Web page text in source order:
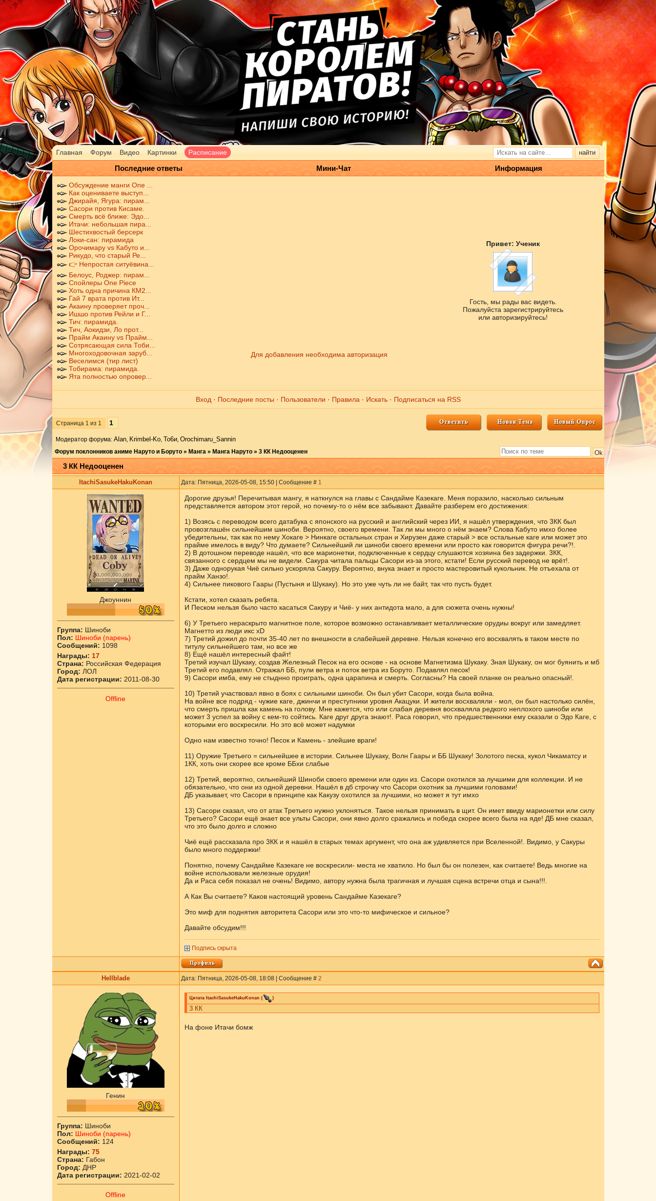
Главная Форум Видео Картинки Расписание
Последние ответы Мини-Чат Информация
Обсуждение манги One ...
Как оцениваете выступ...
Джирайя, Ягура: пирам...
Сасори против Кисаме.
Смерть всё ближе: Эдо...
Итачи: небольшая пира...
Шестихвостый берсерк
Локи-сан: пирамида
Орочимару vs Кабуто и...
Рикудо, что старый Ре...
👉 Непростая ситуёвина...
Белоус, Роджер: пирам...
Спойлеры One Piece
Хоть одна причина КМ2...
Гай 7 врата против Ит...
Акаину проверяет проч...
Ишшо против Рейли и Г...
Тич: пирамида.
Тич, Аокидзи, Ло прот...
Прайм Акаину vs Прайм...
Сотрясающая сила Тоби...
Многоходовочная заруб...
Веселимся (тир лист)
Тобирама: пирамида.
Ята полностью опровер...
Для добавления необходима авторизация
Привет: Ученик
Гость, мы рады вас видеть.
Пожалуйста зарегистрируйтесь
или авторизируйтесь!
Вход · Последние посты · Пользователи · Правила · Искать· Подписаться на RSS
Страница 1 из 1 1
Модератор форума: Аlаn, Krimbel-Ko, То6и, Orochimaru_Sannin
Форум поклонников аниме Наруто и Боруто » Манга » Манга Наруто » 3 КК Недооценен
3 КК Недооценен
ItachiSasukeHakuKonan Дата: Пятница, 2026-05-08, 15:50 | Сообщение # 1
Джоуннин
Группа: Шиноби
Пол: Шиноби (парень)
Сообщений: 1098
Награды: 17
Страна: Российская Федерация
Город: ЛОЛ
Дата регистрации: 2011-08-30
Offline
Дорогие друзья! Перечитывая мангу, я наткнулся на главы с Сандайме Казекаге. Меня поразило, насколько сильным
представляется автором этот герой, но почему-то о нём все забывают. Давайте разберем его достижения:
1) Возясь с переводом всего датабука с японского на русский и английский через ИИ, я нашёл утверждения, что 3КК был
провозглашён сильнейшим шиноби. Вероятно, своего времени. Так ли мы много о нём знаем? Слова Кабуто имхо более
убедительны, так как по нему Хокаге > Нинкаге остальных стран и Хирузен даже старый > все остальные каге или может это
прайме имелось в виду? Что думаете? Сильнейший ли шиноби своего времени или просто как говорится фигура речи?!.
2) В дотошном переводе нашёл, что все марионетки, подключенные к сердцу слушаются хозяина без задержки. 3КК,
связанного с сердцем мы не видели. Сакура читала пальцы Сасори из-за этого, кстати! Если русский перевод не врёт!.
3) Даже однорукая Чиё сильно ускоряла Сакуру. Вероятно, внука знает и просто мастеровитый кукольник. Не отъехала от
прайм Ханзо!.
4) Сильнее пикового Гаары (Пустыня и Шукаку). Но это уже чуть ли не байт, так что пусть будет.
Кстати, хотел сказать ребята.
И Песком нельзя было часто касаться Сакуру и Чиё- у них антидота мало, а для сюжета очень нужны!
6) У Третьего нераскрыто магнитное поле, которое возможно останавливает металлические орудиы вокруг или замедляет.
Магнетто из люди икс xD
7) Третий дожил до почти 35-40 лет по внешности в слабейшей деревне. Нельзя конечно его восхвалять в таком месте по
титулу сильнейшего там, но все же
8) Ещё нашёл интересный файт!
Третий изучал Шукаку, создав Железный Песок на его основе - на основе Магнетизма Шукаку. Зная Шукаку, он мог буянить и мб
Третий его подавлял. Отражал ББ, пули ветра и поток ветра из Боруто. Подавлял песок!
9) Сасори имба, ему не стыднно проиграть, одна царапина и смерть. Согласны? На своей планке он реально опасный!.
10) Третий участвовал явно в боях с сильными шиноби. Он был убит Сасори, когда была война.
На войне все подряд - чужие каге, джинчи и преступники уровня Акацуки. И жители восхваляли - мол, он был настолько силён,
что смерть пришла как камень на голову. Мне кажется, что или слабая деревня восхваляла редкого неплохого шиноби или
может 3 успел за войну с кем-то сойтись. Каге друг друга знают!. Раса говорил, что предшественники ему сказали о Эдо Каге, с
которыми его воскресили. Но это всё может надумки
Одно нам известно точно! Песок и Камень - злейшие враги!
11) Оружие Третьего = сильнейшее в истории. Сильнее Шукаку, Волн Гаары и ББ Шукаку! Золотого песка, кукол Чикаматсу и
1КК, хоть они скорее все кроме ББхи слабые
12) Третий, вероятно, сильнейший Шиноби своего времени или один из. Сасори охотился за лучшими для коллекции. И не
обязательно, что они из одной деревни. Нашёл в дб строчку что Сасори охотник за лучшими головами!
ДБ указывает, что Сасори в принципе как Какузу охотился за лучшими, но может я тут имхо
13) Сасори сказал, что от атак Третьего нужно уклоняться. Такое нельзя принимать в щит. Он имет ввиду марионетки или силу
Третьего? Сасори ещё знает все ульты Сасори, они явно долго сражались и победа скорее всего была на яде! ДБ мне сказал,
что это было долго и сложно
Чиё ещё рассказала про 3КК и я нашёл в старых темах аргумент, что она аж удивляется при Вселенной!. Видимо, у Сакуры
было много поддержки!
Понятно, почему Сандайме Казекаге не воскресили- места не хватило. Но был бы он полезен, как считаете! Ведь многие на
войне использовали железные орудия!
Да и Раса себя показал не очень! Видимо, автору нужна была трагичная и лучшая сцена встречи отца и сына!!!.
А Как Вы считаете? Каков настоящий уровень Сандайме Казекаге?
Это миф для поднятия авторитета Сасори или это что-то мифическое и сильное?
Давайте обсудим!!!
Подпись скрыта
Hellblade Дата: Пятница, 2026-05-08, 18:08 | Сообщение # 2
Генин
Группа: Шиноби
Пол: Шиноби (парень)
Сообщений: 124
Награды: 75
Страна: Габон
Город: ДНР
Дата регистрации: 2021-02-02
Offline
Цитата ItachiSasukeHakuKonan ( )
3 КК
На фоне Итачи бомж